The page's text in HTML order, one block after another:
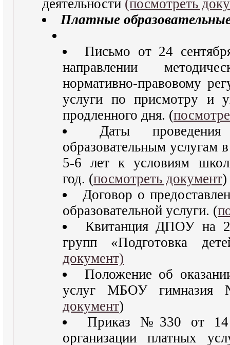
деятельности (посмотреть
Платные образовательные
Письмо от 24
направлении
нормативно-правовому
услуги по присмотру и
продленного дня. (
Даты
образовательным услугам
5-6 лет к условиям
год. (посмотреть документ)
Договор о
образовательной услуги. (
Квитанция ДПОУ на
групп «Подготовка
документ)
Положение об
услуг МБОУ
документ)
Приказ №330 от 14
организации платных